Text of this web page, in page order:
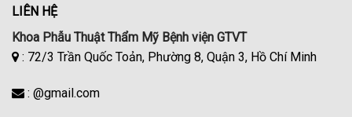
LIÊN HỆ
Khoa Phẫu Thuật Thẩm Mỹ Bệnh viện GTVT
: 72/3 Trần Quốc Toản, Phường 8, Quận 3, Hồ Chí Minh
: @gmail.com